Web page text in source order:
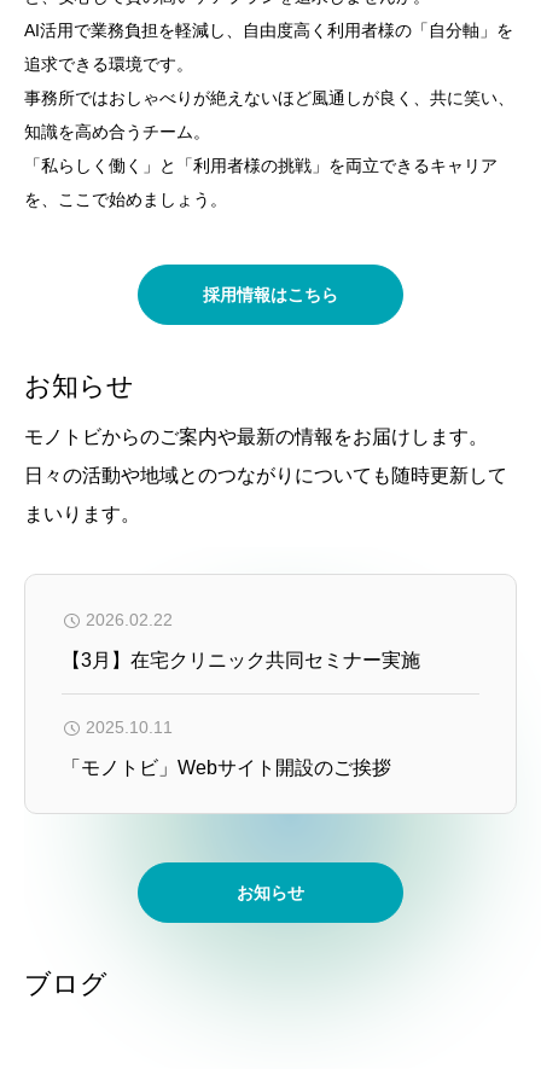
AI活用で業務負担を軽減し、自由度高く利用者様の「自分軸」を
追求できる環境です。
事務所ではおしゃべりが絶えないほど風通しが良く、共に笑い、
知識を高め合うチーム。
「私らしく働く」と「利用者様の挑戦」を両立できるキャリア
を、ここで始めましょう。
採用情報はこちら
お知らせ
モノトビからのご案内や最新の情報をお届けします。
日々の活動や地域とのつながりについても随時更新して
まいります。
2026.02.22
【3月】在宅クリニック共同セミナー実施
2025.10.11
「モノトビ」Webサイト開設のご挨拶
お知らせ
ブログ